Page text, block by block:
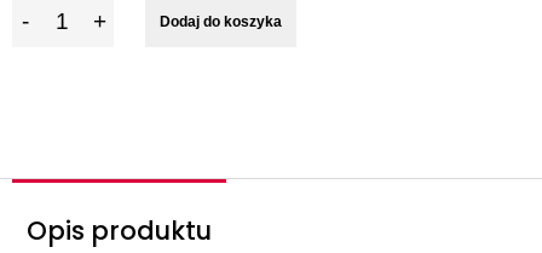
Dodaj do koszyka
Opis produktu